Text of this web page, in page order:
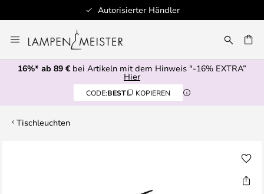
Autorisierter Händler
Inhalt
springen
16%* ab 89 € bei Artikeln mit dem Hinweis "-16% EXTRA”
Hier
CODE:BEST KOPIEREN
Tischleuchten